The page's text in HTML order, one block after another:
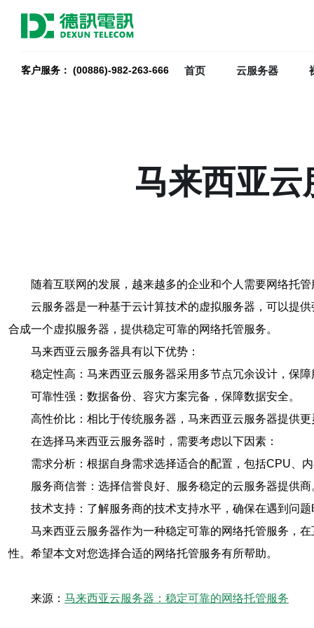
客户服务： (00886)-982-263-666 首页 云服务器
马来西亚
随着互联网的发展，越来越多的企业和个人需要网络托
云服务器是一种基于云计算技术的虚拟服务器，可以提
合成一个虚拟服务器，提供稳定可靠的网络托管服务。
马来西亚云服务器具有以下优势：
稳定性高：马来西亚云服务器采用多节点冗余设计，保
可靠性强：数据备份、容灾方案完备，保障数据安全。
高性价比：相比于传统服务器，马来西亚云服务器提供
在选择马来西亚云服务器时，需要考虑以下因素：
需求分析：根据自身需求选择适合的配置，包括CPU、
服务商信誉：选择信誉良好、服务稳定的云服务器提供商
技术支持：了解服务商的技术支持水平，确保在遇到问
马来西亚云服务器作为一种稳定可靠的网络托管服务，
性。希望本文对您选择合适的网络托管服务有所帮助。
来源： 马来西亚云服务器：稳定可靠的网络托管服务